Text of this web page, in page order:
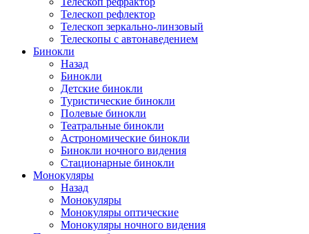
Телескоп рефлектор
Телескоп зеркально-линзовый
Телескопы с автонаведением
Бинокли
Назад
Бинокли
Детские бинокли
Туристические бинокли
Полевые бинокли
Театральные бинокли
Астрономические бинокли
Бинокли ночного видения
Стационарные бинокли
Монокуляры
Назад
Монокуляры
Монокуляры оптические
Монокуляры ночного видения